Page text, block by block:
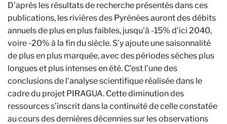
D’après les résultats de recherche présentés dans ces
publications, les rivières des Pyrénées auront des débits
annuels de plus en plus faibles, jusqu'à -15% d'ici 2040,
voire -20% à la fin du siècle. S’y ajoute une saisonnalité
de plus en plus marquée, avec des périodes sèches plus
longues et plus intenses en été. C’est l’une des
conclusions de l'analyse scientifique réalisée dans le
cadre du projet PIRAGUA. Cette diminution des
ressources s’inscrit dans la continuité de celle constatée
au cours des dernières décennies sur les observations